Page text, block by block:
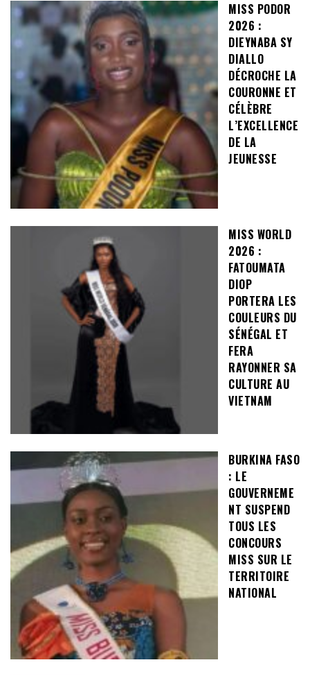
MISS PODOR
2026 :
DIEYNABA SY
DIALLO
DÉCROCHE LA
COURONNE ET
CÉLÈBRE
L’EXCELLENCE
DE LA
JEUNESSE
MISS WORLD
2026 :
FATOUMATA
DIOP
PORTERA LES
COULEURS DU
SÉNÉGAL ET
FERA
RAYONNER SA
CULTURE AU
VIETNAM
BURKINA FASO
: LE
GOUVERNEME
NT SUSPEND
TOUS LES
CONCOURS
MISS SUR LE
TERRITOIRE
NATIONAL